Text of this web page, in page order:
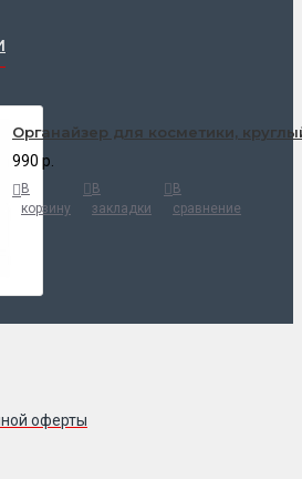
Органайзер для косметики,
990 р.
В
корзину
В
закладки
В
сравнение
оферты